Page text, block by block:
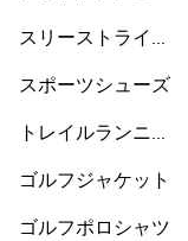
スリーストライプ
スポーツシューズ
トレイルランニン
ゴルフジャケット
ゴルフポロシャツ